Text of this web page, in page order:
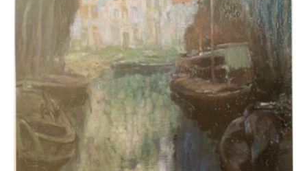
Wallonie
, Marcinelle, s.n., 1966, ill. s.p.